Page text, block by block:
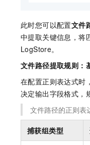
此时您可以配置文件
中提取关键信息，将
LogStore。
文件路径提取规则：
在配置正则表达式时
决定输出字段格式，
文件路径的正则表
捕获组类型